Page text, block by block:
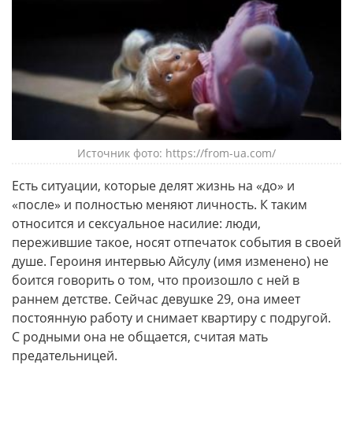
Источник фото: https://from-ua.com/
Есть ситуации, которые делят жизнь на «до» и
«после» и полностью меняют личность. К таким
относится и сексуальное насилие: люди,
пережившие такое, носят отпечаток события в своей
душе. Героиня интервью Айсулу (имя изменено) не
боится говорить о том, что произошло с ней в
раннем детстве. Сейчас девушке 29, она имеет
постоянную работу и снимает квартиру с подругой.
С родными она не общается, считая мать
предательницей.